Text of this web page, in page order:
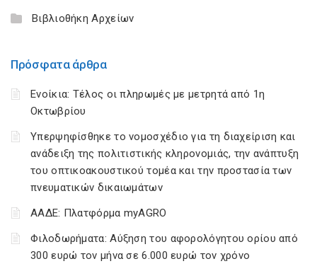
Βιβλιοθήκη Αρχείων
Πρόσφατα άρθρα
Ενοίκια: Τέλος οι πληρωμές με μετρητά από 1η
Οκτωβρίου
Υπερψηφίσθηκε το νομοσχέδιο για τη διαχείριση και
ανάδειξη της πολιτιστικής κληρονομιάς, την ανάπτυξη
του οπτικοακουστικού τομέα και την προστασία των
πνευματικών δικαιωμάτων
ΑΑΔΕ: Πλατφόρμα myAGRO
Φιλοδωρήματα: Αύξηση του αφορολόγητου ορίου από
300 ευρώ τον μήνα σε 6.000 ευρώ τον χρόνο